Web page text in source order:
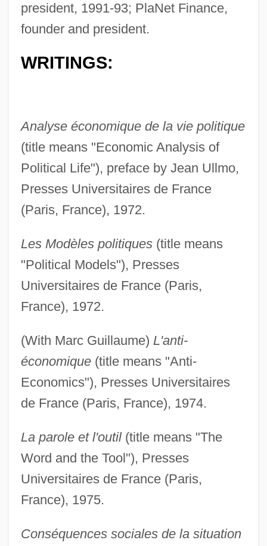
president, 1991-93; PlaNet Finance,
founder and president.
WRITINGS:
Analyse économique de la vie politique
(title means "Economic Analysis of
Political Life"), preface by Jean Ullmo,
Presses Universitaires de France
(Paris, France), 1972.
Les Modèles politiques(title means
"Political Models"), Presses
Universitaires de France (Paris,
France), 1972.
(With Marc Guillaume) L'anti-
économique(title means "Anti-
Economics"), Presses Universitaires
de France (Paris, France), 1974.
La parole et l'outil(title means "The
Word and the Tool"), Presses
Universitaires de France (Paris,
France), 1975.
Conséquences sociales de la situation